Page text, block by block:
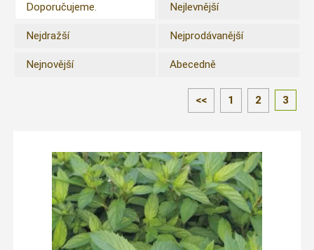
Doporučujeme. Nejlevnější
Nejdražší Nejprodávanější
Nejnovější Abecedně
<< 1 2 3